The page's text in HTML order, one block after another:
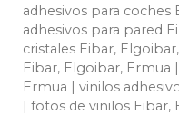
adhesivos para coches
adhesivos para pared
cristales Eibar,
Eibar, Elgoibar, Ermua
Ermua | vinilos
| fotos de vinilos